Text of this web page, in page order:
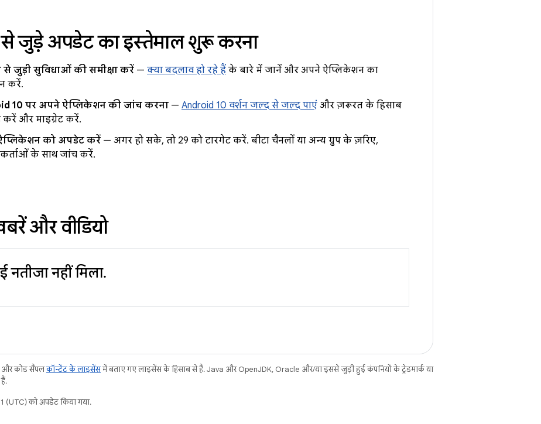
से जुड़े अपडेट का इस्तेमाल शुरू करना
से जुड़ी सुविधाओं की समीक्षा करें — क्या बदलाव हो रहे हैं के बारे में जानें और अपने ऐप्लिकेशन का
करें.
10 पर अपने ऐप्लिकेशन की जांच करना — Android 10 वर्शन जल्द से जल्द पाएं और ज़रूरत के हिसाब
करें और माइग्रेट करें.
को अपडेट करें — अगर हो सके, तो 29 को टारगेट करें. बीटा चैनलों या अन्य ग्रुप के ज़रिए,
के साथ जांच करें.
और वीडियो
नतीजा नहीं मिला.
और कोड सैंपलकॉन्टेंट के लाइसेंसमें बताए गए लाइसेंस के हिसाब से हैं. Java और OpenJDK, Oracle और/या इससे जुड़ी हुई कंपनियों के ट्रेडमार्क या
(UTC) को अपडेट किया गया.